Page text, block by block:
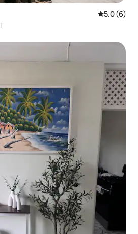
從 6 則評
5.0 (6)